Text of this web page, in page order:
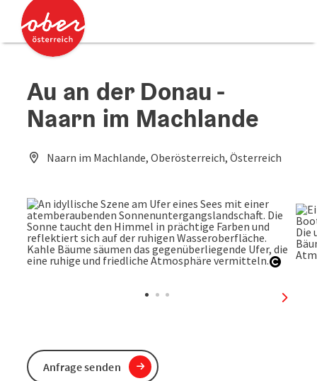
Zum Inhalt
Zum Seitenanfang
Au an der Donau -
Naarn im Machlande
Naarn im Machlande, Oberösterreich, Österreich
Anfrage senden